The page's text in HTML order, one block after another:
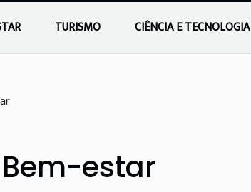
TURISMO CIÊNCIA E TECNOLOGIA
estar